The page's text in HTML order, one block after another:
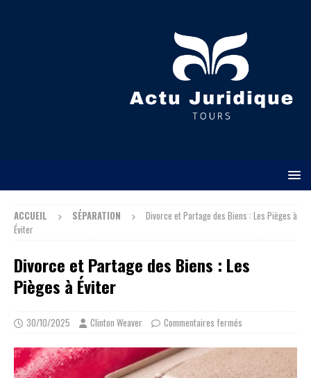
ACCUEIL SÉPARATION
Divorce et Partage des Biens : Les Pièges à
Éviter
Divorce et Partage des Biens : Les
Pièges à Éviter
30/10/2025 Clinton Weaver Commentaires fermés